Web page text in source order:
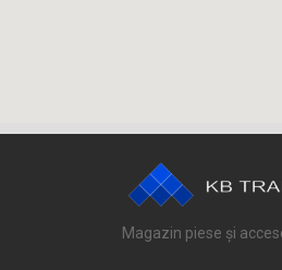
Magazin piese și